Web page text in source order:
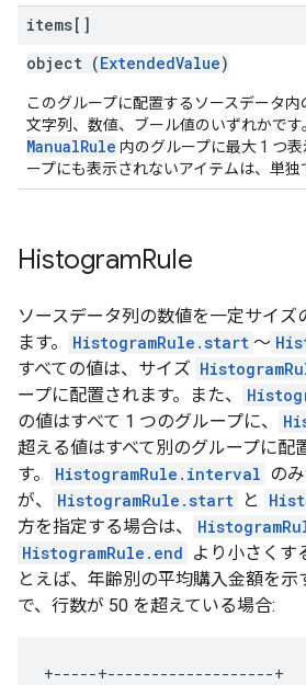
items[]
object (ExtendedValue)
このグループに配置するソースデータ
文字列、数値、ブール値のいずれかで
ManualRule 内のグループに最大 1 つ
ープにも表示されないアイテムは、単独
HistogramRule
ソースデータ列の数値を一定サイズ
ます。
HistogramRule.start ～
すべての値は、サイズ
ープに配置されます。また、
の値はすべて 1 つのグループに、
超える値はすべて別のグループに配
す。
HistogramRule.interval の
が、
HistogramRule.start と
方を指定する場合は、
HistogramRule.end より小さくす
とえば、年齢別の平均購入金額を示
で、行数が 50 を超えている場合:
+-----+-------------------+